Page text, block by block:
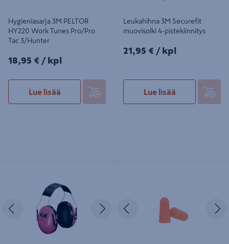
Hygieniasarja 3M PELTOR
HY220 Work Tunes Pro/Pro
Tac 3/Hunter
18,95€/kpl
18,95 € / kpl
Lue lisää
Leukahihna 3M Securefit
muovisolki 4-pistekiinnitys
21,95€/kpl
21,95 € / kpl
Lue lisää
Edellinen SeuraavaEdellinen